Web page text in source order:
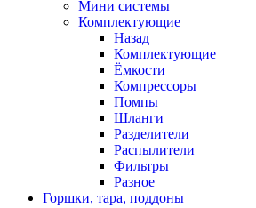
Мини системы
Комплектующие
Назад
Комплектующие
Ёмкости
Компрессоры
Помпы
Шланги
Разделители
Распылители
Фильтры
Разное
Горшки, тара, поддоны